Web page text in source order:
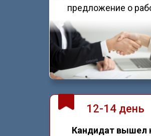
предложение о
12-14 день
Кандидат вышел